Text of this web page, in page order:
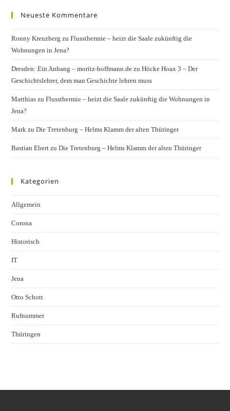
Neueste Kommentare
Ronny Kreuzberg zuFlussthermie – heizt die Saale zukünftig die
Wohnungen in Jena?
Dresden: Ein Anhang – moritz-hoffmann.de zuHöcke Hoax 3 – Der
Geschichtslehrer, dem man Geschichte lehren muss
Matthias zuFlussthermie – heizt die Saale zukünftig die Wohnungen in
Jena?
Mark zuDie Tretenburg – Helms Klamm der alten Thüringer
Bastian Ebert zuDie Tretenburg – Helms Klamm der alten Thüringer
Kategorien
Allgemein
Corona
Historisch
IT
Jena
Otto Schott
Rufnummer
Thüringen